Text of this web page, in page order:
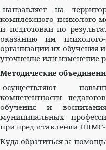
-направляет на
комплексного психолого-
и подготовки по
оказанию им
организации их обучения
уточнение или изменение
Методические
-осуществляют
компетентности
обучения и
муниципальных
при предоставлении
Куда обратиться за